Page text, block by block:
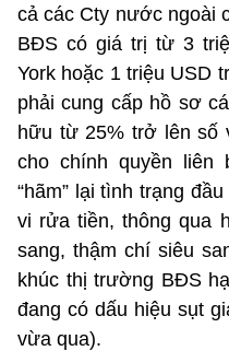
cả các Cty nước ngoài
BĐS có giá trị từ 3
York hoặc 1 triệu USD
phải cung cấp hồ sơ
hữu từ 25% trở lên số
cho chính quyền liên
“hãm” lại tình trạng
vi rửa tiền, thông qua
sang, thậm chí siêu
khúc thị trường BĐS
đang có dấu hiệu sụt
vừa qua).